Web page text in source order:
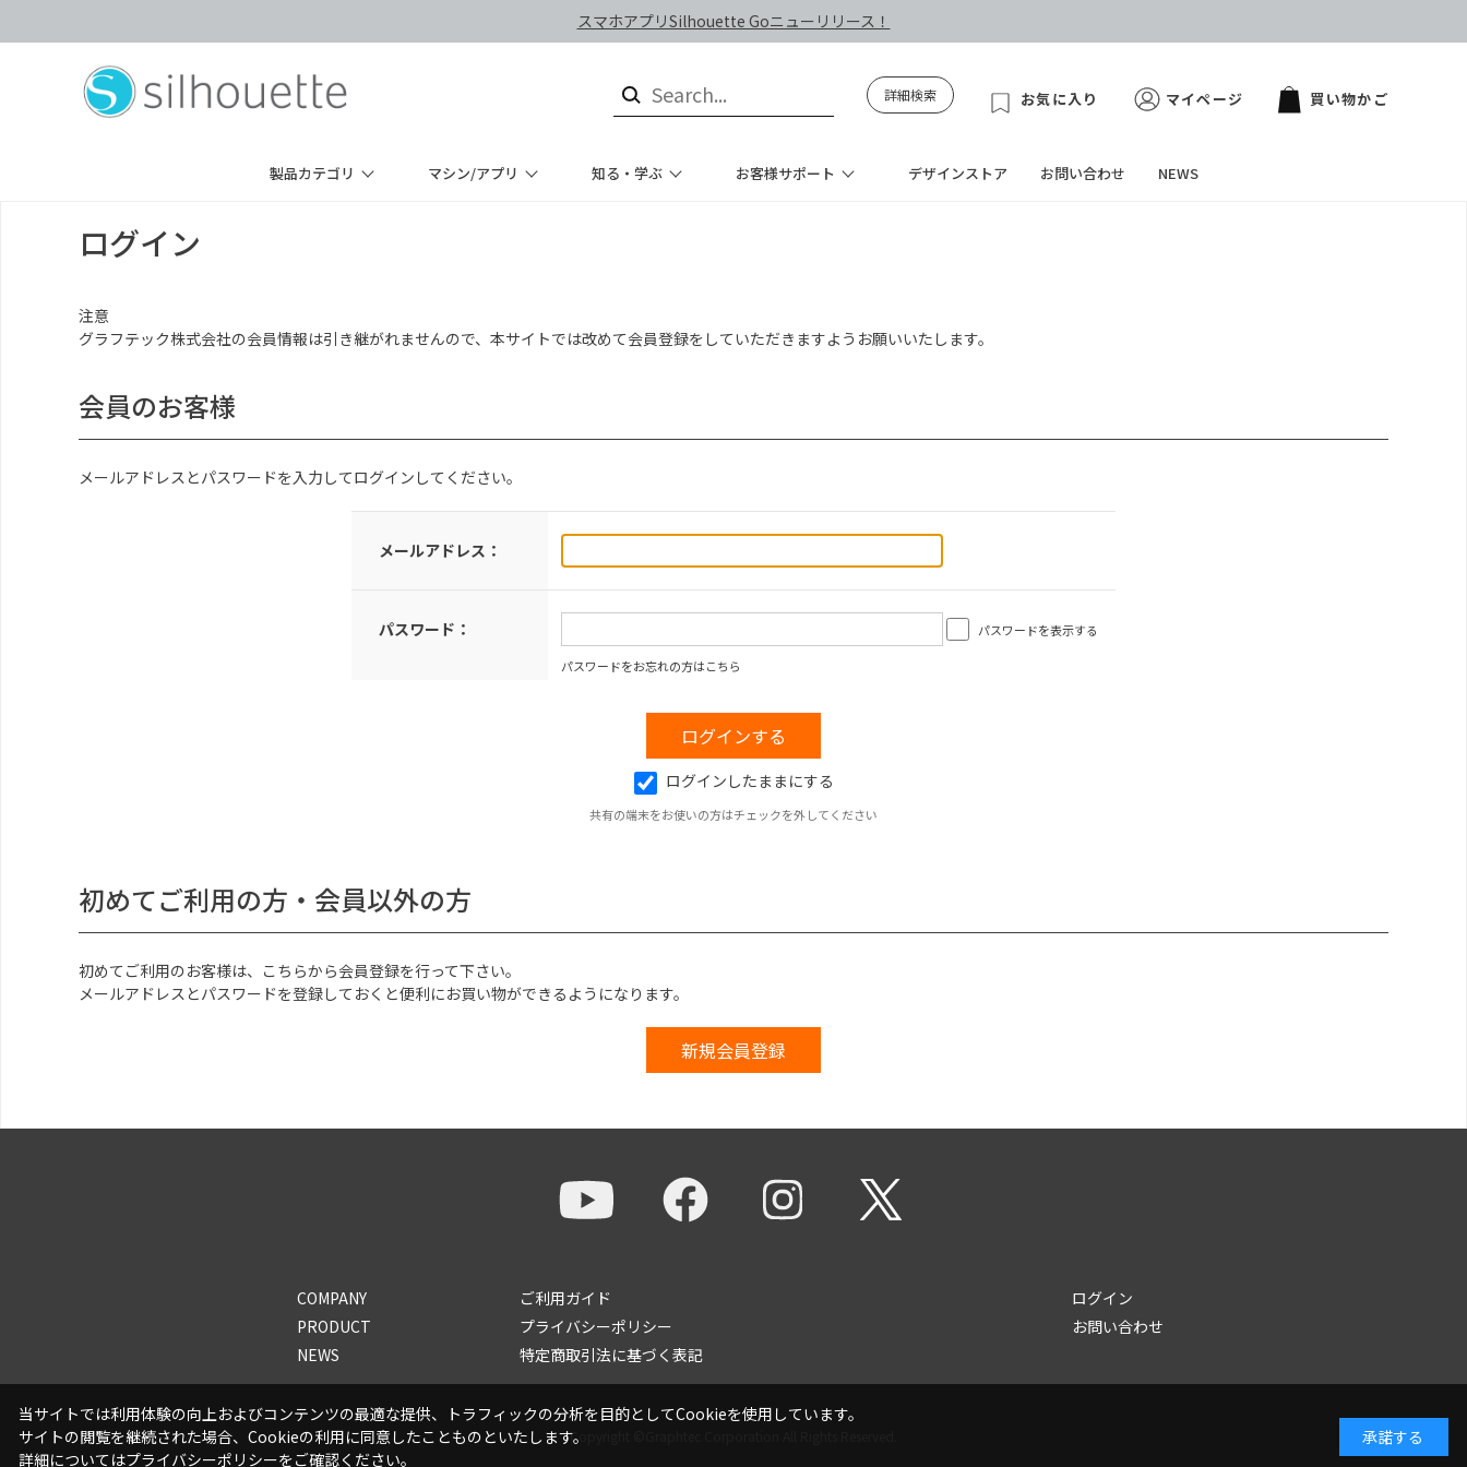
スマホアプリSilhouette Goニューリリース！
詳細検索 お気に入り マイページ 買い物かご
製品カテゴリ マシン/アプリ 知る・学ぶ お客様サポート デザインストア お問い合わせ NEWS
ログイン
注意
グラフテック株式会社の会員情報は引き継がれませんので、本サイトでは改めて会員登録をしていただきますようお願いいたします。
会員のお客様
メールアドレスとパスワードを入力してログインしてください。
メールアドレス：
パスワード： パスワードを表示する
パスワードをお忘れの方はこちら
ログインしたままにする
共有の端末をお使いの方はチェックを外してください
初めてご利用の方・会員以外の方
初めてご利用のお客様は、こちらから会員登録を行って下さい。
メールアドレスとパスワードを登録しておくと便利にお買い物ができるようになります。
COMPANY
PRODUCT
NEWS
ご利用ガイド
プライバシーポリシー
特定商取引法に基づく表記
ログイン
お問い合わせ
Copyright ©Graphtec Corporation All Rights Reserved.
当サイトでは利用体験の向上およびコンテンツの最適な提供、トラフィックの分析を目的としてCookieを使用しています。
サイトの閲覧を継続された場合、Cookieの利用に同意したことものといたします。
詳細についてはプライバシーポリシーをご確認ください。
承諾する